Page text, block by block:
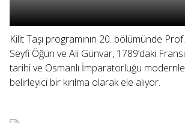
Kilit Taşı programının 20. bölümünde
Seyfi Öğün ve Ali Günvar, 1789’daki
tarihi ve Osmanlı İmparatorluğu
belirleyici bir kırılma olarak ele alıyor.